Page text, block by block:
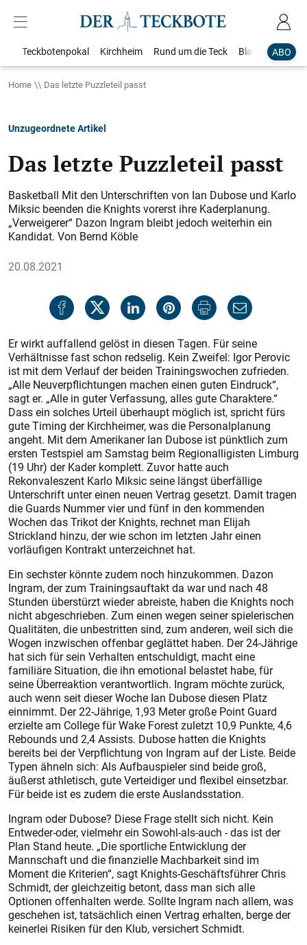
ABO
Teckbotenpokal Kirchheim Rund um die Teck Blaulicht
Home Das letzte Puzzleteil passt
Unzugeordnete Artikel
Das letzte Puzzleteil passt
Basketball Mit den Unterschriften von Ian Dubose und Karlo
Miksic beenden die Knights vorerst ihre Kaderplanung.
„Verweigerer“ Dazon Ingram bleibt jedoch weiterhin ein
Kandidat. Von Bernd Köble
20.08.2021
Er wirkt auffallend gelöst in diesen Tagen. Für seine
Verhältnisse fast schon redselig. Kein Zweifel: Igor Perovic
ist mit dem Verlauf der beiden Trainingswochen zufrieden.
„Alle Neuverpflichtungen machen einen guten Eindruck“,
sagt er. „Alle in guter Verfassung, alles gute Charaktere.“
Dass ein solches Urteil überhaupt möglich ist, spricht fürs
gute Timing der Kirchheimer, was die Personalplanung
angeht. Mit dem Amerikaner Ian Dubose ist pünktlich zum
ersten Testspiel am Samstag beim Regionalligisten Limburg
(19 Uhr) der Kader komplett. Zuvor hatte auch
Rekonvaleszent Karlo Miksic seine längst überfällige
Unterschrift unter einen neuen Vertrag gesetzt. Damit tragen
die Guards Nummer vier und fünf in den kommenden
Wochen das Trikot der Knights, rechnet man Elijah
Strickland hinzu, der wie schon im letzten Jahr einen
vorläufigen Kontrakt unterzeichnet hat.
Ein sechster könnte zudem noch hinzukommen. Dazon
Ingram, der zum Trainingsauftakt da war und nach 48
Stunden überstürzt wieder abreiste, haben die Knights noch
nicht abgeschrieben. Zum einen wegen seiner spielerischen
Qualitäten, die unbestritten sind, zum anderen, weil sich die
Wogen inzwischen offenbar geglättet haben. Der 24-Jährige
hat sich für sein Verhalten entschuldigt, macht eine
familiäre Situation, die ihn emotional belastet habe, für
seine Überreaktion verantwortlich. Ingram möchte zurück,
auch wenn seit dieser Woche Ian Dubose diesen Platz
einnimmt. Der 22-Jährige, 1,93 Meter große Point Guard
erzielte am College für Wake Forest zuletzt 10,9 Punkte, 4,6
Rebounds und 2,4 Assists. Dubose hatten die Knights
bereits bei der Verpflichtung von Ingram auf der Liste. Beide
Typen ähneln sich: Als Aufbauspieler sind beide groß,
äußerst athletisch, gute Verteidiger und flexibel einsetzbar.
Für beide ist es zudem die erste Auslandsstation.
Ingram oder Dubose? Diese Frage stellt sich nicht. Kein
Entweder-oder, vielmehr ein Sowohl-als-auch - das ist der
Plan Stand heute. „Die sportliche Entwicklung der
Mannschaft und die finanzielle Machbarkeit sind im
Moment die Kriterien“, sagt Knights-Geschäftsführer Chris
Schmidt, der gleichzeitig betont, dass man sich alle
Optionen offenhalten werde. Sollte Ingram nach allem, was
geschehen ist, tatsächlich einen Vertrag erhalten, berge der
keinerlei Risiken für den Klub, versichert Schmidt.